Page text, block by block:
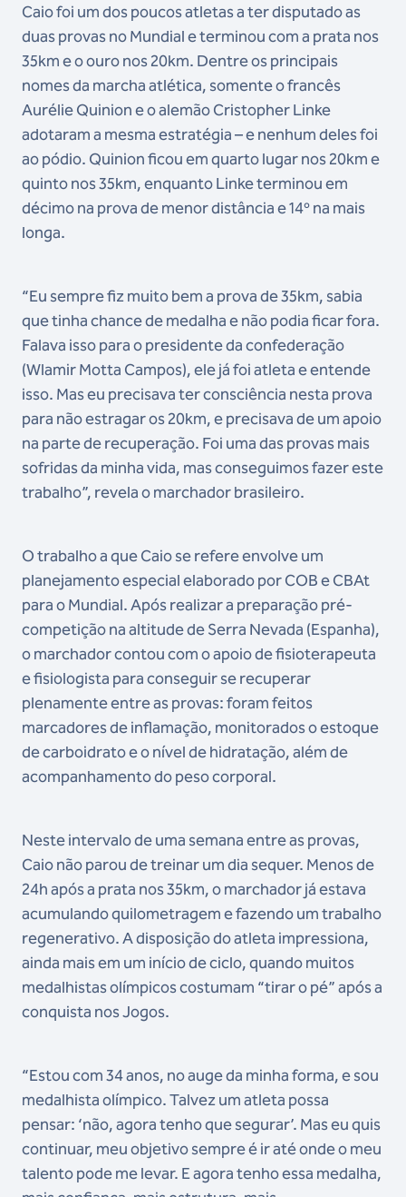
Caio foi um dos poucos atletas a ter disputado as
duas provas no Mundial e terminou com a prata nos
35km e o ouro nos 20km. Dentre os principais
nomes da marcha atlética, somente o francês
Aurélie Quinion e o alemão Cristopher Linke
adotaram a mesma estratégia – e nenhum deles foi
ao pódio. Quinion ficou em quarto lugar nos 20km e
quinto nos 35km, enquanto Linke terminou em
décimo na prova de menor distância e 14º na mais
longa.
“Eu sempre fiz muito bem a prova de 35km, sabia
que tinha chance de medalha e não podia ficar fora.
Falava isso para o presidente da confederação
(Wlamir Motta Campos), ele já foi atleta e entende
isso. Mas eu precisava ter consciência nesta prova
para não estragar os 20km, e precisava de um apoio
na parte de recuperação. Foi uma das provas mais
sofridas da minha vida, mas conseguimos fazer este
trabalho”, revela o marchador brasileiro.
O trabalho a que Caio se refere envolve um
planejamento especial elaborado por COB e CBAt
para o Mundial. Após realizar a preparação pré-
competição na altitude de Serra Nevada (Espanha),
o marchador contou com o apoio de fisioterapeuta
e fisiologista para conseguir se recuperar
plenamente entre as provas: foram feitos
marcadores de inflamação, monitorados o estoque
de carboidrato e o nível de hidratação, além de
acompanhamento do peso corporal.
Neste intervalo de uma semana entre as provas,
Caio não parou de treinar um dia sequer. Menos de
24h após a prata nos 35km, o marchador já estava
acumulando quilometragem e fazendo um trabalho
regenerativo. A disposição do atleta impressiona,
ainda mais em um início de ciclo, quando muitos
medalhistas olímpicos costumam “tirar o pé” após a
conquista nos Jogos.
“Estou com 34 anos, no auge da minha forma, e sou
medalhista olímpico. Talvez um atleta possa
pensar: ‘não, agora tenho que segurar’. Mas eu quis
continuar, meu objetivo sempre é ir até onde o meu
talento pode me levar. E agora tenho essa medalha,